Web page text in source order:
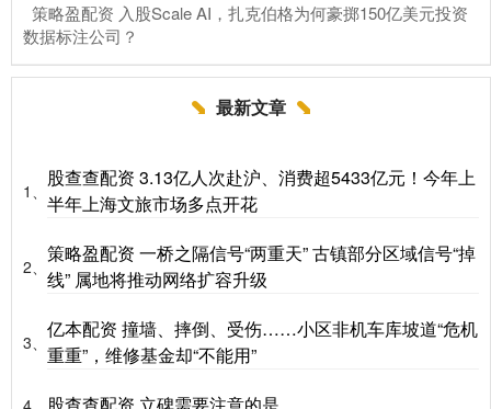
​策略盈配资 入股Scale AI，扎克伯格为何豪掷150亿美元投资
数据标注公司？
最新文章
1、
股查查配资 3.13亿人次赴沪、消费超5433亿元！今年上
半年上海文旅市场多点开花
2、
策略盈配资 一桥之隔信号“两重天” 古镇部分区域信号“掉
线” 属地将推动网络扩容升级
3、
亿本配资 撞墙、摔倒、受伤……小区非机车库坡道“危机
重重”，维修基金却“不能用”